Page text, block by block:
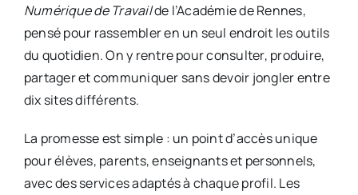
Numérique de Travailde l’Académie de Rennes,
pensé pour rassembler en un seul endroit les outils
du quotidien. On y rentre pour consulter, produire,
partager et communiquer sans devoir jongler entre
dix sites différents.
La promesse est simple : un point d’accès unique
pour élèves, parents, enseignants et personnels,
avec des services adaptés à chaque profil. Les